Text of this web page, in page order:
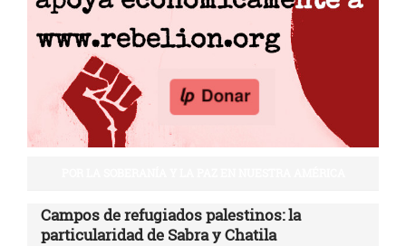
Campos de refugiados palestinos: la
particularidad de Sabra y Chatila